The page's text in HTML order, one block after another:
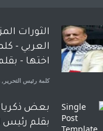
الثورات
العربي -
اختها -
كلمة رئيس التحرير ,
بعض
بقلم رئيس